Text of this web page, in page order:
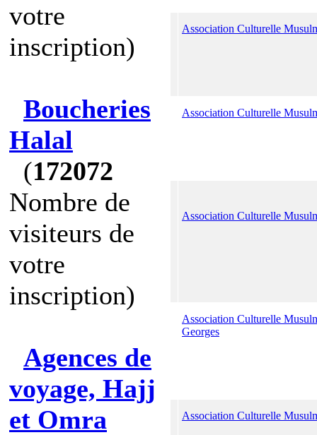
votre
inscription)
Boucheries
Halal
(172072
Nombre de
visiteurs de
votre
inscription)
Agences de
voyage, Hajj
et Omra
Association Culturelle
Association Culturelle
Association Culturelle
Association Culturelle
Georges
Association Culturelle